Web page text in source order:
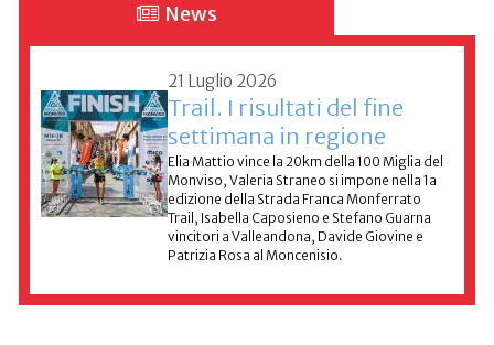
News
21 Luglio 2026
Trail. I risultati del fine
settimana in regione
Elia Mattio vince la 20km della 100 Miglia del
Monviso, Valeria Straneo si impone nella 1a
edizione della Strada Franca Monferrato
Trail, Isabella Caposieno e Stefano Guarna
vincitori a Valleandona, Davide Giovine e
Patrizia Rosa al Moncenisio.